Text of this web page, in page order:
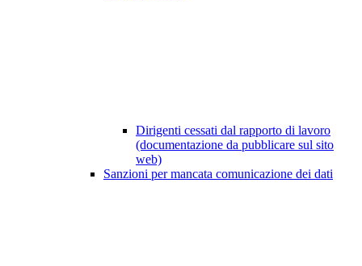
Dirigenti cessati dal rapporto di lavoro
(documentazione da pubblicare sul sito
web)
Sanzioni per mancata comunicazione dei dati